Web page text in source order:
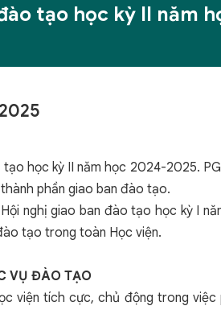
tạo học kỳ II năm
học kỳ II năm học 2024-2025.
phần giao ban đào tạo.
nghị giao ban đào tạo học kỳ I
tạo trong toàn Học viện.
VỤ ĐÀO TẠO
viện tích cực, chủ động trong